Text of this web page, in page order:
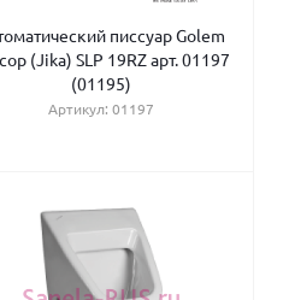
писсуар Golem
(Jika) SLP 19RZ арт. 01197
(01195)
Артикул: 01197